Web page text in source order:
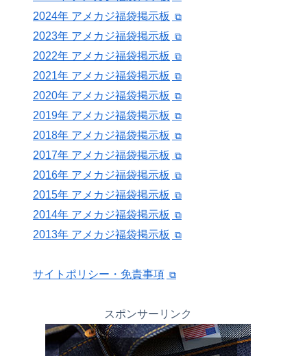
2024年 アメカジ福袋掲示板
2023年 アメカジ福袋掲示板
2022年 アメカジ福袋掲示板
2021年 アメカジ福袋掲示板
2020年 アメカジ福袋掲示板
2019年 アメカジ福袋掲示板
2018年 アメカジ福袋掲示板
2017年 アメカジ福袋掲示板
2016年 アメカジ福袋掲示板
2015年 アメカジ福袋掲示板
2014年 アメカジ福袋掲示板
2013年 アメカジ福袋掲示板
サイトポリシー・免責事項
スポンサーリンク